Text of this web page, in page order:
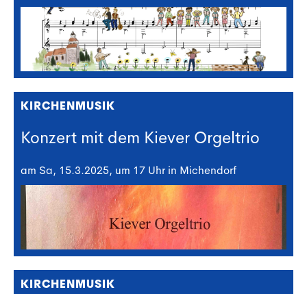
KIRCHENMUSIK
Konzert mit dem Kiever Orgeltrio
am Sa, 15.3.2025, um 17 Uhr in Michendorf
KIRCHENMUSIK